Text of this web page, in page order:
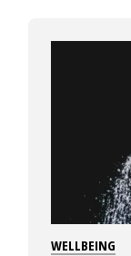
WELLBEING